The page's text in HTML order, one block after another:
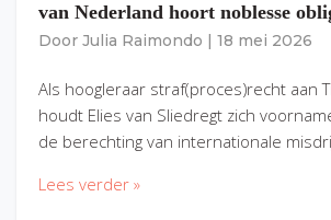
van Nederland hoort noblesse
Door Julia Raimondo 18 mei 2026
Als hoogleraar straf(proces)recht aan
houdt Elies van Sliedregt zich
de berechting van internationale
Lees verder »